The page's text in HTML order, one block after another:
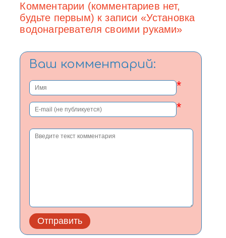
Комментарии (комментариев нет,
будьте первым) к записи «Установка
водонагревателя своими руками»
Ваш комментарий:
*
*